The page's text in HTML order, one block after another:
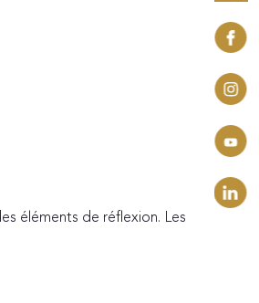
éléments de réflexion. Les